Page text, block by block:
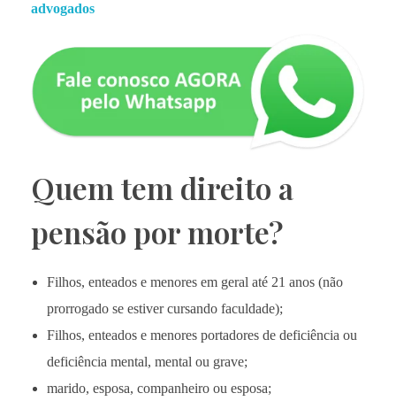
advogados
Quem tem direito a
pensão por morte?
Filhos, enteados e menores em geral até 21 anos (não
prorrogado se estiver cursando faculdade);
Filhos, enteados e menores portadores de deficiência ou
deficiência mental, mental ou grave;
marido, esposa, companheiro ou esposa;